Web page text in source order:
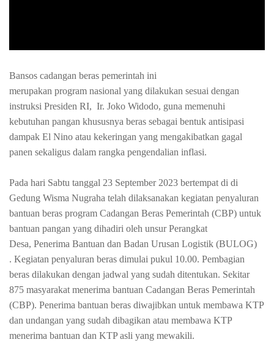
Bansos cadangan beras pemerintah ini
merupakan program nasional yang dilakukan sesuai dengan
instruksi Presiden RI, Ir. Joko Widodo, guna memenuhi
kebutuhan pangan khususnya beras sebagai bentuk antisipasi
dampak El Nino atau kekeringan yang mengakibatkan gagal
panen sekaligus dalam rangka pengendalian inflasi.
Pada hari Sabtu tanggal 23 September 2023 bertempat di di
Gedung Wisma Nugraha telah dilaksanakan kegiatan penyaluran
bantuan beras program Cadangan Beras Pemerintah (CBP) untuk
bantuan pangan yang dihadiri oleh unsur Perangkat
Desa, Penerima Bantuan dan Badan Urusan Logistik (BULOG)
. Kegiatan penyaluran beras dimulai pukul 10.00. Pembagian
beras dilakukan dengan jadwal yang sudah ditentukan. Sekitar
875 masyarakat menerima bantuan Cadangan Beras Pemerintah
(CBP). Penerima bantuan beras diwajibkan untuk membawa KTP
dan undangan yang sudah dibagikan atau membawa KTP
menerima bantuan dan KTP asli yang mewakili.